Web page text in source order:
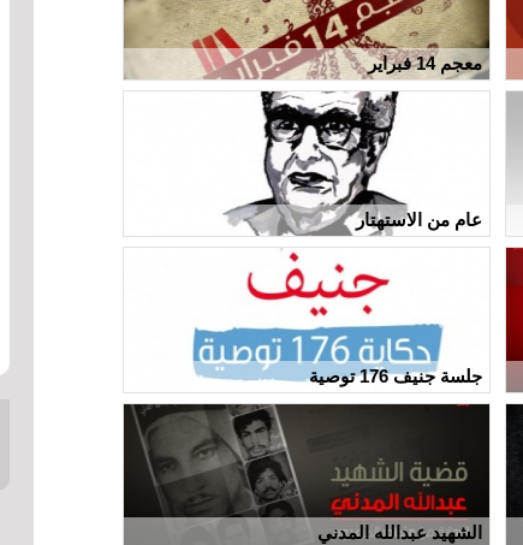
معجم 14 فبراير
عام من الاستهتار
جلسة جنيف 176 توصية
الشهيد عبدالله المدني